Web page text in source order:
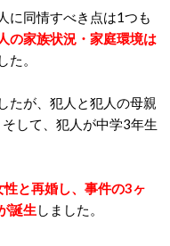
に同情すべき点は1つも
の家族状況・家庭環境は
た。
たが、犯人と犯人の母親
して、犯人が中学3年生
と再婚し、事件の3ヶ
誕生 しました。